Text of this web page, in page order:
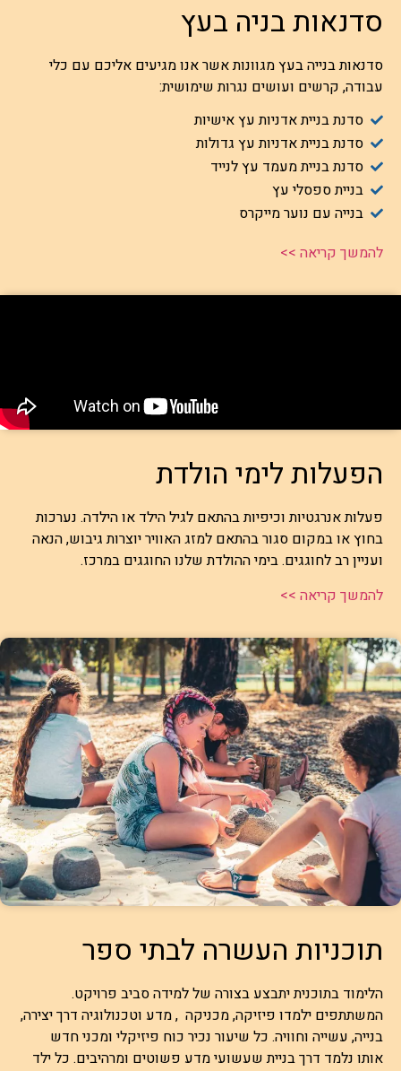
סדנאות בניה בעץ
סדנאות בנייה בעץ מגוונות אשר אנו מגיעים אליכם עם כלי
עבודה, קרשים ועושים נגרות שימושית:
סדנת בניית אדניות עץ אישיות
סדנת בניית אדניות עץ גדולות
סדנת בניית מעמד עץ לנייד
בניית ספסלי עץ
בנייה עם נוער מייקרס
להמשך קריאה >>
הפעלות לימי הולדת
פעלות אנרגטיות וכיפיות בהתאם לגיל הילד או הילדה. נערכות
בחוץ או במקום סגור בהתאם למזג האוויר יוצרות גיבוש, הנאה
ועניין רב לחוגגים. בימי ההולדת שלנו החוגגים במרכז.
להמשך קריאה >>
תוכניות העשרה לבתי ספר
הלימוד בתוכנית יתבצע בצורה של למידה סביב פרויקט.
המשתתפים ילמדו פיזיקה, מכניקה , מדע וטכנולוגיה דרך יצירה,
בנייה, עשייה וחוויה. כל שיעור נכיר כוח פיזיקלי ומכני חדש
אותו נלמד דרך בניית שעשועי מדע פשוטים ומרהיבים. כל ילד